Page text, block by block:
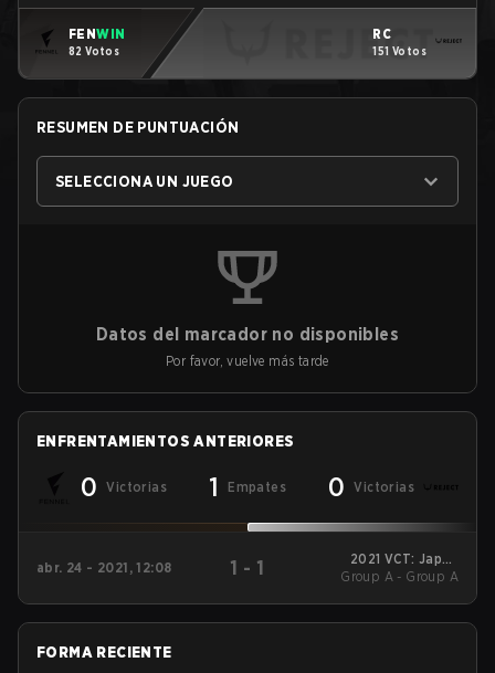
FENWIN
82 Votos
RC
151 Votos
RESUMEN DE PUNTUACIÓN
SELECCIONA UN JUEGO
Datos del marcador no disponibles
Por favor, vuelve más tarde
ENFRENTAMIENTOS ANTERIORES
0 Victorias 1 Empates 0 Victorias
abr. 24 - 2021, 12:08 1 - 1
2021 VCT: Japan
Stage 2 Challengers 2
Group A - Group A
FORMA RECIENTE